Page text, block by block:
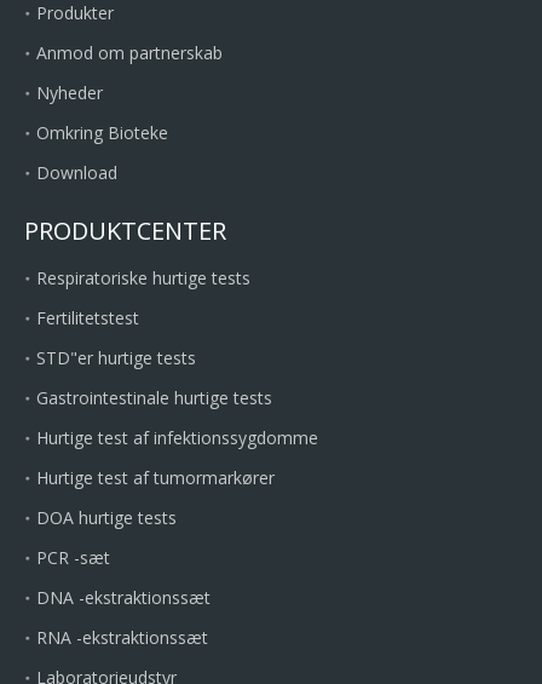
Produkter
Anmod om partnerskab
Nyheder
Omkring Bioteke
Download
PRODUKTCENTER
Respiratoriske hurtige tests
Fertilitetstest
STD"er hurtige tests
Gastrointestinale hurtige tests
Hurtige test af infektionssygdomme
Hurtige test af tumormarkører
DOA hurtige tests
PCR -sæt
DNA -ekstraktionssæt
RNA -ekstraktionssæt
Laboratorieudstyr